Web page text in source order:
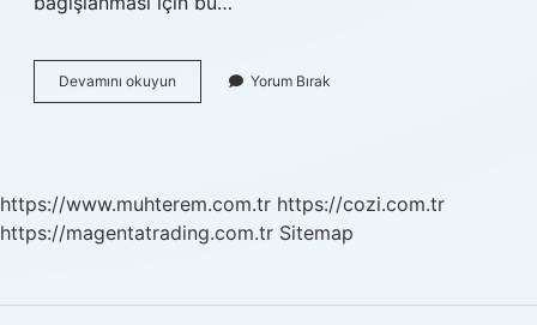
Devamını okuyun
Gafur
Yorum Bırak
https://www.muhterem.com.tr https://cozi.com.tr
https://magentatrading.com.tr Sitemap